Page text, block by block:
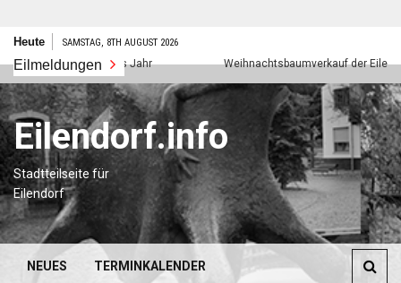
Zum
springen
Heute SAMSTAG, 8TH AUGUST 2026
Eilmeldungen
Frohes neues Jahr Weihnachtsbaumverkauf der
Eilendorf.info
Stadtteilseite für
Eilendorf
NEUES TERMINKALENDER